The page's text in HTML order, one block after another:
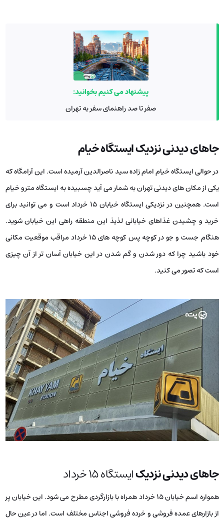
پیشنهاد می کنیم بخوانید:
صفر تا صد راهنمای سفر به تهران
جاهای دیدنی نزدیک ایستگاه خیام
در حوالی ایستگاه خیام امام زاده سید ناصرالدین آرمیده است. این آرامگاه که
یکی از مکان های دیدنی تهران به شمار می آید چسبیده به ایستگاه مترو خیام
است. همچنین در نزدیکی ایستگاه خیابان ۱۵ خرداد است و می توانید برای
خرید و چشیدن غذاهای خیابانی لذیذ این منطقه راهی این خیابان شوید.
هنگام جست و جو در کوچه پس کوچه های ۱۵ خرداد مراقب موقعیت مکانی
خود باشید چرا که دور شدن و گم شدن در این خیابان آسان تر از آن چیزی
است که تصور می کنید.
جاهای دیدنی نزدیکایستگاه ۱۵ خرداد
همواره اسم خیابان ۱۵ خرداد همراه با بازارگردی مطرح می شود. این خیابان پر
از بازارهای عمده فروشی و خرده فروشی اجناس مختلف است. اما در عین حال